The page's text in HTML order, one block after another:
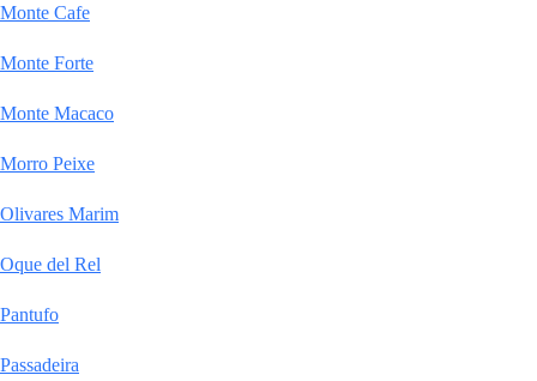
Monte Cafe
Monte Forte
Monte Macaco
Morro Peixe
Olivares Marim
Oque del Rel
Pantufo
Passadeira